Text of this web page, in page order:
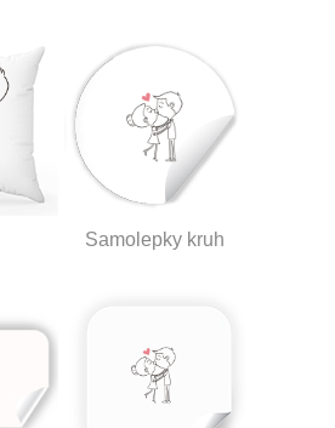
Samolepky kruh